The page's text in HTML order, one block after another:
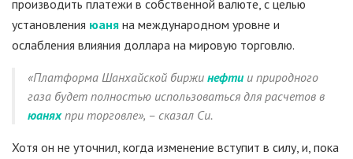
производить платежи в собственной валюте, с целью
установления юаня на международном уровне и
ослабления влияния доллара на мировую торговлю.
«Платформа Шанхайской биржи нефти и природного
газа будет полностью использоваться для расчетов в
юанях при торговле», – сказал Си.
Хотя он не уточнил, когда изменение вступит в силу, и, пока